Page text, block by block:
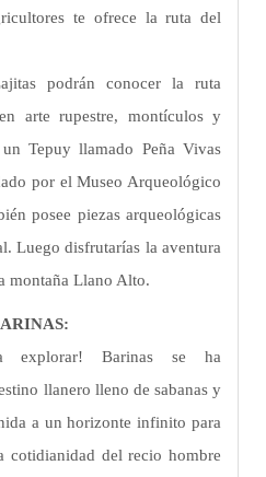
te ofrece la ruta del
podrán conocer la ruta
arte rupestre, montículos y
Tepuy llamado Peña Vivas
por el Museo Arqueológico
posee piezas arqueológicas
Luego disfrutarías la aventura
montaña Llano Alto.
explorar! Barinas se ha
llanero lleno de sabanas y
a un horizonte infinito para
cotidianidad del recio hombre